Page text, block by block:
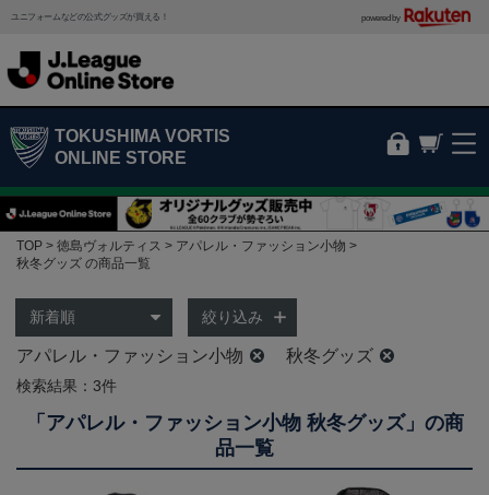
ユニフォームなどの公式グッズが買える！ powered by
TOKUSHIMA VORTIS
ONLINE STORE
TOP 徳島ヴォルティス
アパレル・ファッション小物
秋冬グッズ の商品一覧
絞り込み
アパレル・ファッション小物 秋冬グッズ
検索結果：3件
「アパレル・ファッション小物 秋冬グッズ」の商
品一覧